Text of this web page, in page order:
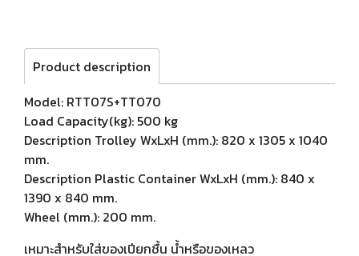
Product description
Model: RTT07S+TT070
Load Capacity(kg): 500 kg
Description Trolley WxLxH (mm.): 820 x 1305 x 1040
mm.
Description Plastic Container WxLxH (mm.): 840 x
1390 x 840 mm.
Wheel (mm.): 200 mm.
เหมาะสำหรับใส่ของเปียกชื้น น้ำหรือของเหลว